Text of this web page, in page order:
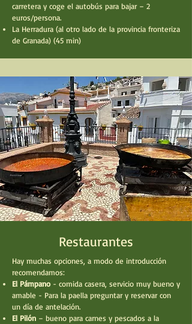
carretera y coge el autobús para bajar – 2
euros/persona.
La Herradura (al otro lado de la provincia fronteriza
de Granada) (45 min)
Restaurantes
Hay muchas opciones, a modo de introducción
recomendamos:
El Pámpano - comida casera, servicio muy bueno y
amable - Para la paella preguntar y reservar con
un día de antelación.
El Pilón – bueno para carnes y pescados a la